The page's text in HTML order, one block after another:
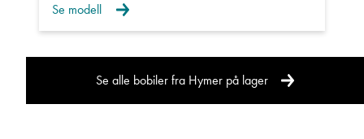
Se modell
Se alle bobiler fra Hymer på lager